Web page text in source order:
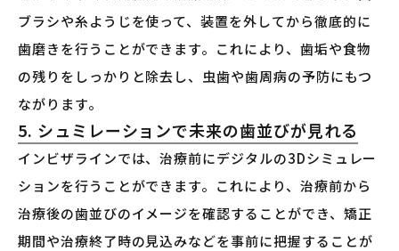
ブラシや糸ようじを使って、装置を外してから徹底的に
歯磨きを行うことができます。これにより、歯垢や食物
の残りをしっかりと除去し、虫歯や歯周病の予防にもつ
ながります。
5. シュミレーションで未来の歯並びが見れる
インビザラインでは、治療前にデジタルの3Dシミュレー
ションを行うことができます。これにより、治療前から
治療後の歯並びのイメージを確認することができ、矯正
期間や治療終了時の見込みなどを事前に把握することが